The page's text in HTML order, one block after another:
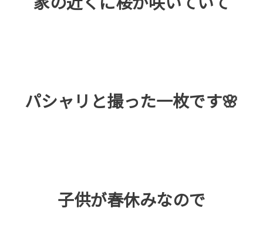
パシャリと撮った一枚です🌸
子供が春休みなので